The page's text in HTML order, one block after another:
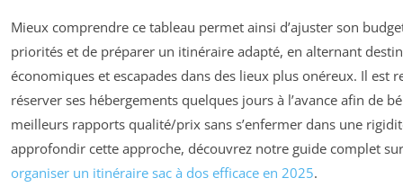
Mieux comprendre ce tableau permet ainsi d’ajuster son
priorités et de préparer un itinéraire adapté, en alternant
économiques et escapades dans des lieux plus onéreux. Il est
réserver ses hébergements quelques jours à l’avance afin de
meilleurs rapports qualité/prix sans s’enfermer dans une
approfondir cette approche, découvrez notre guide complet
organiser un itinéraire sac à dos efficace en 2025.